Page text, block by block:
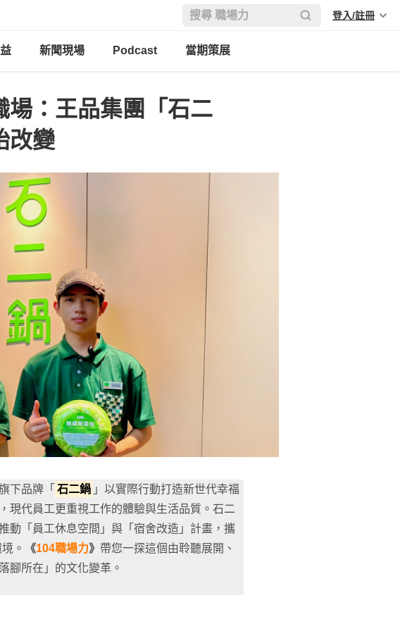
登入/註冊
新聞現場 Podcast 當期策展
場：王品集團「石二
改變
下品牌「 石二鍋 」以實際行動打造新世代幸福
現代員工更重視工作的體驗與生活品質。石二
動「員工休息空間」與「宿舍改造」計畫，攜
。
《104職場力》 帶您一探這個由聆聽展開、
腳所在」的文化變革。